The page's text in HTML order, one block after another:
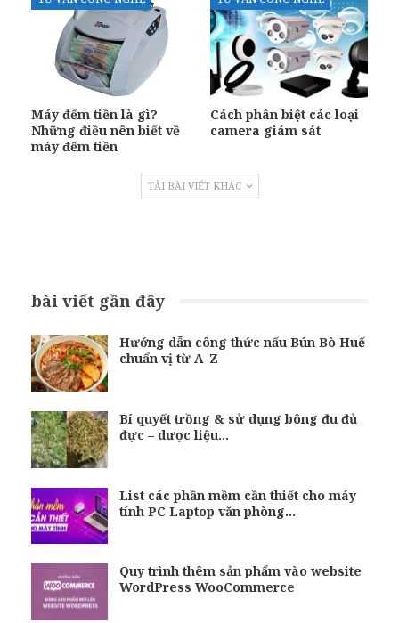
Máy đếm tiền là gì?
Những điều nên biết về
máy đếm tiền
Cách phân biệt các loại
camera giám sát
TẢI BÀI VIẾT KHÁC
bài viết gần đây
Hướng dẫn công thức nấu Bún Bò Huế
chuẩn vị từ A-Z
Bí quyết trồng & sử dụng bông đu đủ
đực – dược liệu…
List các phần mềm cần thiết cho máy
tính PC Laptop văn phòng…
Quy trình thêm sản phẩm vào website
WordPress WooCommerce